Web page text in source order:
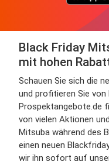
Black Friday
mit hohen
Schauen Sie sich die
und profitieren Sie
Prospektangebote.de
von vielen Aktionen
Mitsuba während des
einen neuen
wir ihn sofort auf